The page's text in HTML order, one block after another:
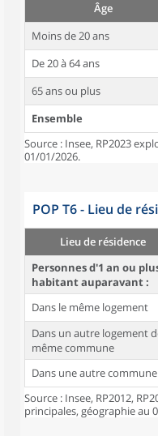
Âge
Moins de 20 ans
De 20 à 64 ans
65 ans ou plus
Ensemble
Source : Insee, RP2023
01/01/2026.
POP T6 - Lieu de
Lieu de résidence
Personnes d'1 an ou
habitant auparavant :
Dans le même logement
Dans un autre logement
même commune
Dans une autre commune
Source : Insee, RP2012,
principales, géographie au